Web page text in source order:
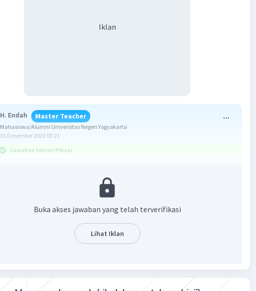
Iklan
H. Endah Master Teacher
Mahasiswa/Alumni Universitas Negeri Yogyakarta
01 Desember 2023 03:21
Jawaban terverifikasi
Jangkauan = Nilai maksimum - Nilai minimum
Jangkauan antar kuartil = Q3 - Qi
Buka akses jawaban yang telah terverifikasi
Lihat Iklan